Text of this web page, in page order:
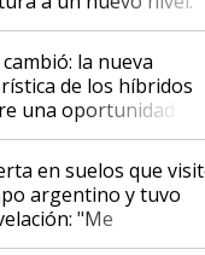
de crecimiento
cambió: la nueva
de los híbridos
una oportunidad en
en suelos que
argentino y tuvo
"Me
mucho"